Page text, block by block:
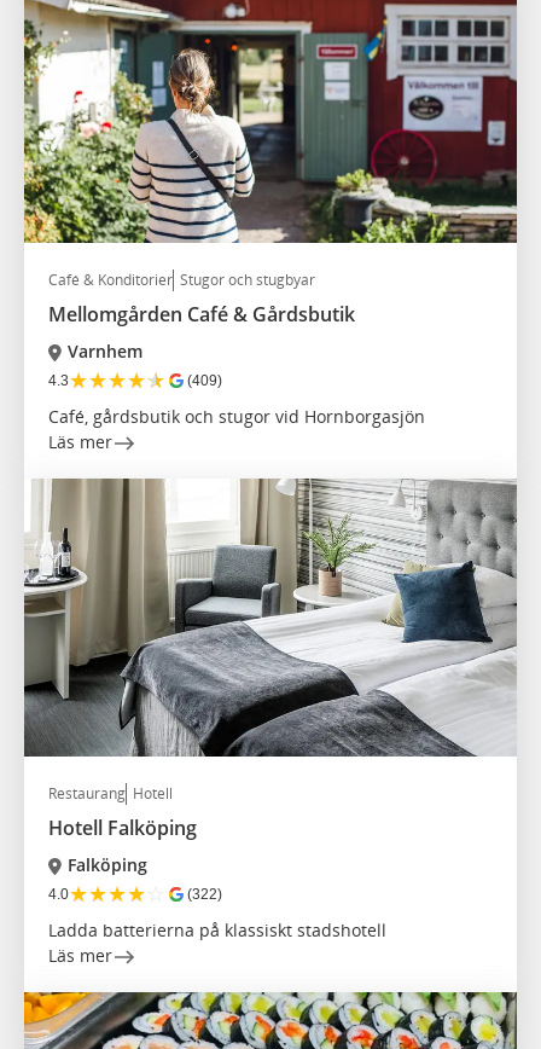
Café & Konditorier Stugor och stugbyar
Mellomgården Café & Gårdsbutik
Varnhem
4.3★★★★★ (409)
Café, gårdsbutik och stugor vid Hornborgasjön
Läs mer
Restaurang Hotell
Hotell Falköping
Falköping
4.0★★★★☆ (322)
Ladda batterierna på klassiskt stadshotell
Läs mer